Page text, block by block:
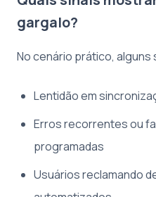
gargalo?
No cenário prático,
Lentidão em
Erros recorrentes ou
programadas
Usuários reclamando